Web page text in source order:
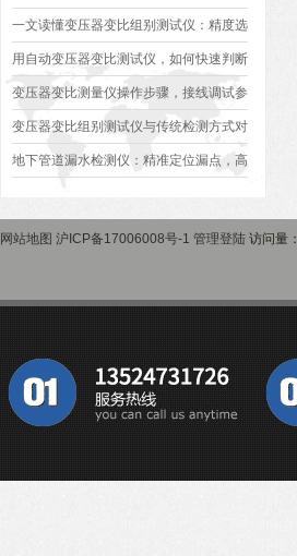
别测试仪的日常校准方法、常见组别识别
异常排查方案
一文读懂变压器变比组别测试仪：精度选
型、接线规范、报告生成全流程标准化操
作指南
用自动变压器变比测试仪，如何快速判断
变压器是否合格？
变压器变比测量仪操作步骤，接线调试参
数设定变比测试数据保存使用教程
变压器变比组别测试仪与传统检测方式对
比：精度、速度与安全性深度分析
地下管道漏水检测仪：精准定位漏点，高
网站地图 沪ICP备17006008号-1 管理登陆 访问量：